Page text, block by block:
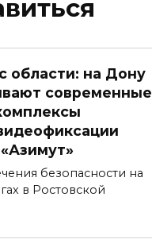
области: на Дону
современные
«Азимут»
безопасности на
в Ростовской